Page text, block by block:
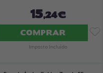
15,24€
COMPRAR
Imposto Incluído